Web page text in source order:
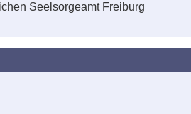
Seelsorgeamt Freiburg